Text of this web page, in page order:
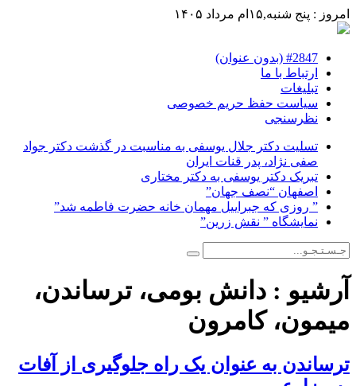
امروز : پنج شنبه,۱۵ام مرداد ۱۴۰۵
#2847 (بدون عنوان)
ارتباط با ما
تبلیغات
سیاست حفظ حریم خصوصی
نظرسنجی
تسلیت دکتر جلال یوسفی به مناسبت در گذشت دکتر جواد
صفی نژاد، پدر قنات ایران
تبریک دکتر یوسفی به دکتر مختاری
اصفهان “نصف جهان”
” روزی که جبراییل مهمان خانه حضرت فاطمه شد”
نمایشگاه ” نقش زرین”
آرشیو : دانش بومی، ترساندن،
میمون، کامرون
ترساندن به عنوان یک راه جلوگیری از آفات